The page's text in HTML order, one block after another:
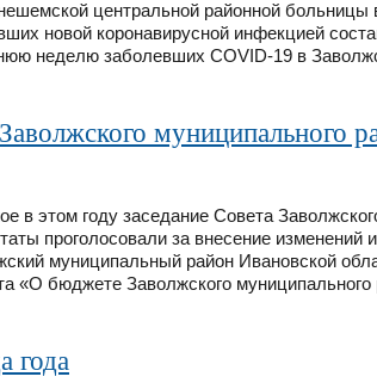
центральной районной больницы
новой коронавирусной инфекцией
неделю заболевших COVID-19 в
муниципального
в этом году заседание Совета
проголосовали за внесение изменений
муниципальный район Ивановской
«О бюджете Заволжского муниципального
года